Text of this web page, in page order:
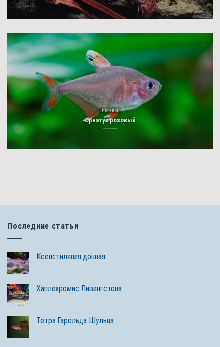
РЫБКИ
Орнатус розовый
Последние статьи
Ксенотиляпия донная
Хаплохромис Ливингстона
Тетра Гарольда Шульца